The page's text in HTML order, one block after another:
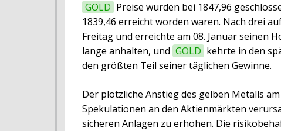
GOLD Preise wurden bei 1847,96
1839,46 erreicht worden waren. Nach drei
Freitag und erreichte am 08. Januar seinen
lange anhalten, und GOLD kehrte in den
den größten Teil seiner täglichen Gewinne.
Der plötzliche Anstieg des gelben Metalls
Spekulationen an den Aktienmärkten
sicheren Anlagen zu erhöhen. Die